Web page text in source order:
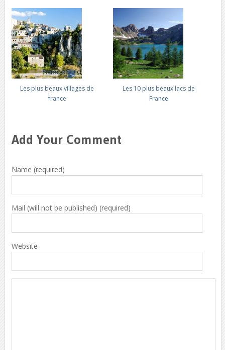
Les plus beaux villages de
france
Les 10 plus beaux lacs de
France
Add Your Comment
Name (required)
Mail (will not be published) (required)
Website